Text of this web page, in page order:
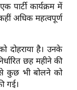
कार्यक्रम में
अधिक महत्वपूर्ण
दोहराया है। उनके
छह महीने की
से कुछ भी बोलने को
गई।